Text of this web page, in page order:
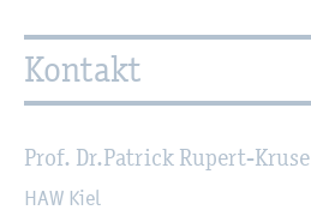
Kon­takt
Prof. Dr.Pa­trick Ru­pert-Kruse
HAW Kiel